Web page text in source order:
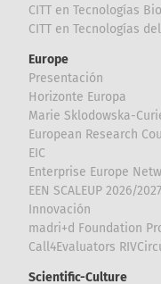
CITT en Tecnologías
CITT en Tecnologías
Europe
Presentación
Horizonte Europa
Marie Sklodowska-
European Research
EIC
Enterprise Europe
EEN SCALEUP 2026/2027
Innovación
madri+d Foundation
Call4Evaluators
Scientific-Culture